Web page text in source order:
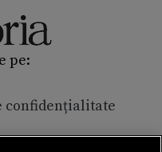
pe:
confidențialitate
confidențialitate